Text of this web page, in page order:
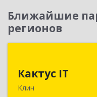
Ближайшие
регионов
Кактус IT
Клин
141607,